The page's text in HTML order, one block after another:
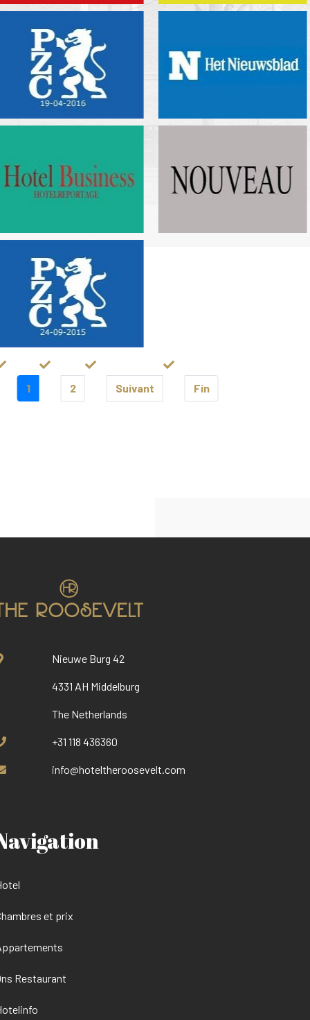
1 2 Suivant Fin
Nieuwe Burg 42
4331 AH Middelburg
The Netherlands
+31 118 436360
info@hoteltheroosevelt.com
et prix
Restaurant